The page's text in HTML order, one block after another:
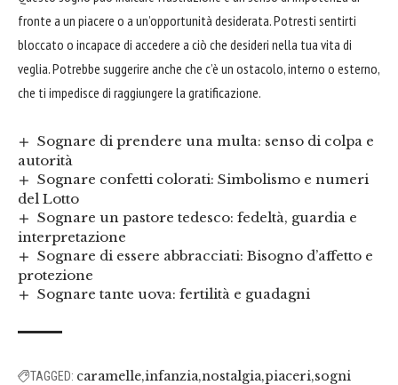
fronte a un piacere o a un’opportunità desiderata. Potresti sentirti
bloccato o incapace di accedere a ciò che desideri nella tua vita di
veglia. Potrebbe suggerire anche che c’è un ostacolo, interno o esterno,
che ti impedisce di raggiungere la gratificazione.
Sognare di prendere una multa: senso di colpa e
autorità
Sognare confetti colorati: Simbolismo e numeri
del Lotto
Sognare un pastore tedesco: fedeltà, guardia e
interpretazione
Sognare di essere abbracciati: Bisogno d’affetto e
protezione
Sognare tante uova: fertilità e guadagni
TAGGED: caramelle infanzia nostalgia piaceri sogni